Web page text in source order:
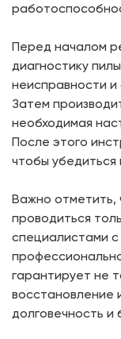
Перед началом
диагностику
неисправности
Затем
необходимая
После этого
чтобы убедиться
Важно отметить,
проводиться
специалистами
гарантирует не
восстановление
долговечность и